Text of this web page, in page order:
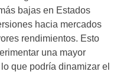
bajas en Estados
hacia mercados
rendimientos. Esto
una mayor
que podría dinamizar el